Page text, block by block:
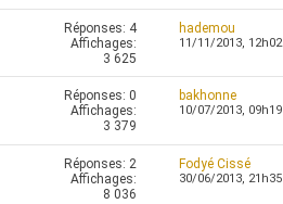
Réponses: 4
Affichages:
3 625
hademou
11/11/2013, 12h02
Réponses: 0
Affichages:
3 379
bakhonne
10/07/2013, 09h19
Réponses: 2
Affichages:
8 036
Fodyé Cissé
30/06/2013, 21h35